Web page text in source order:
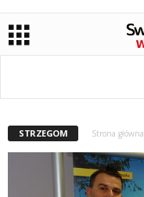
STRZEGOM Strona główna